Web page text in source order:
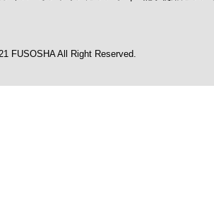
FUSOSHA All Right Reserved.